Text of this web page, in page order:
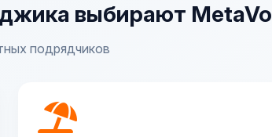
выбирают MetaVo
подрядчиков